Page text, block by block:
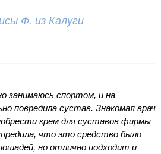
Ф. из Калуги
занимаюсь спортом, и на
повредила сустав. Знакомая врач
крем для суставов фирмы
что это средство было
но отлично подходит и